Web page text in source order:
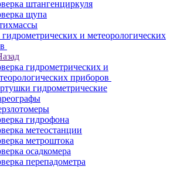
штангенциркуля
щупа
и метеорологических
гидрометрических и
приборов
гидрометрические
гидрофона
метеостанции
метроштока
осадкомера
перепадометра